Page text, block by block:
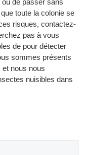
toute la colonie se
risques, contactez-
pas à vous
de pour détecter
sommes présents
nous nous
nuisibles dans